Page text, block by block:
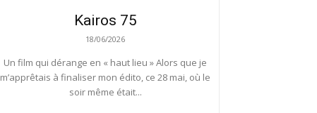
Kairos 75
18/06/2026
Un film qui dérange en « haut lieu » Alors que je
m’apprêtais à finaliser mon édito, ce 28 mai, où le
soir même était...